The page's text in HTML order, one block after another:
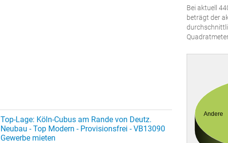
Top-Lage: Köln-Cubus am Rande von Deutz.
Neubau - Top Modern - Provisionsfrei - VB13090
Gewerbe mieten
Bei aktuell
beträgt der
Andere